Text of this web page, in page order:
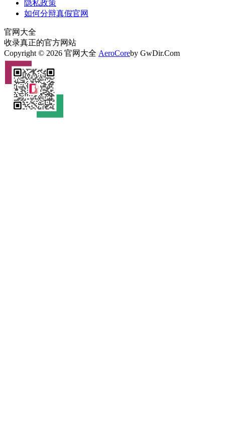
隐私政策
如何分辩真假官网
官网大全
收录真正的官方网站
Copyright © 2026 官网大全 AeroCoreby GwDir.Com